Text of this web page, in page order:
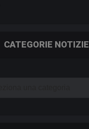
CATEGORIE NOTIZIE